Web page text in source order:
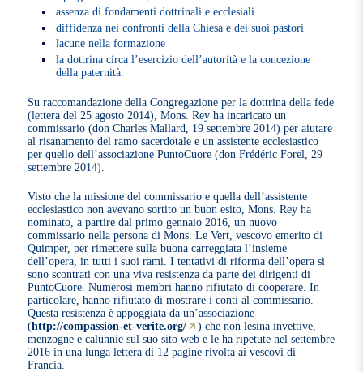
assenza di fondamenti dottrinali e ecclesiali
diffidenza nei confronti della Chiesa e dei suoi pastori
lacune nella formazione
la dottrina circa l’esercizio dell’autorità e la concezione
della paternità.
Su raccomandazione della Congregazione per la dottrina della fede
(lettera del 25 agosto 2014), Mons. Rey ha incaricato un
commissario (don Charles Mallard, 19 settembre 2014) per aiutare
al risanamento del ramo sacerdotale e un assistente ecclesiastico
per quello dell’associazione PuntoCuore (don Frédéric Forel, 29
settembre 2014).
Visto che la missione del commissario e quella dell’assistente
ecclesiastico non avevano sortito un buon esito, Mons. Rey ha
nominato, a partire dal primo gennaio 2016, un nuovo
commissario nella persona di Mons. Le Vert, vescovo emerito di
Quimper, per rimettere sulla buona carreggiata l’insieme
dell’opera, in tutti i suoi rami. I tentativi di riforma dell’opera si
sono scontrati con una viva resistenza da parte dei dirigenti di
PuntoCuore. Numerosi membri hanno rifiutato di cooperare. In
particolare, hanno rifiutato di mostrare i conti al commissario.
Questa resistenza è appoggiata da un’associazione
(http://compassion-et-verite.org/
) che non lesina invettive,
menzogne e calunnie sul suo sito web e le ha ripetute nel settembre
2016 in una lunga lettera di 12 pagine rivolta ai vescovi di
Francia.